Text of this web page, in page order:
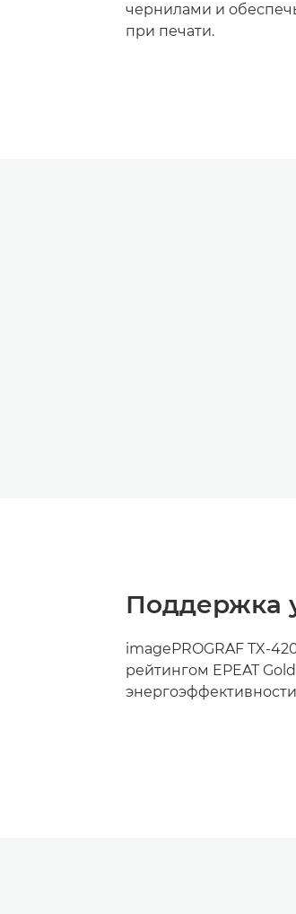
чернилами и
при печати.
Поддержка
imagePROGRAF TX-
рейтингом EPEAT